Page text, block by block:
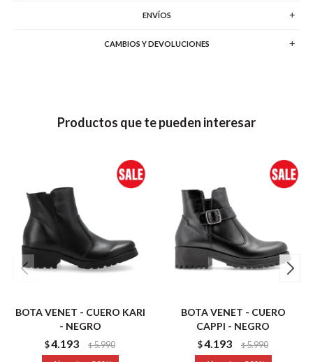
ENVÍOS
CAMBIOS Y DEVOLUCIONES
Productos que te pueden interesar
BOTA VENET - CUERO KARI
- NEGRO
$4.193 $5.990
BOTA VENET - CUERO
CAPPI - NEGRO
$4.193 $5.990